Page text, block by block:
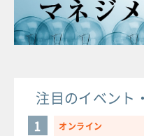
注目のイベント
オンライン
1